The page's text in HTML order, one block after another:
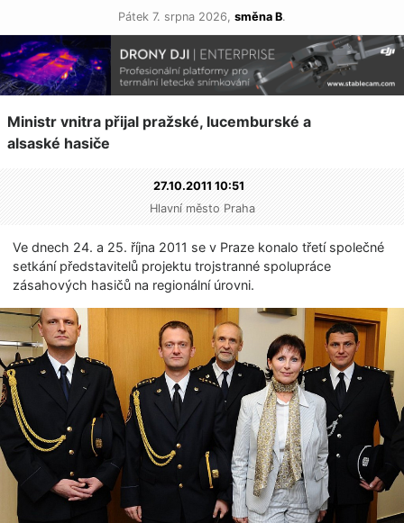
Pátek 7. srpna 2026, směna B.
Ministr vnitra přijal pražské, lucemburské a
alsaské hasiče
27.10.2011 10:51
Hlavní město Praha
Ve dnech 24. a 25. října 2011 se v Praze konalo třetí společné
setkání představitelů projektu trojstranné spolupráce
zásahových hasičů na regionální úrovni.